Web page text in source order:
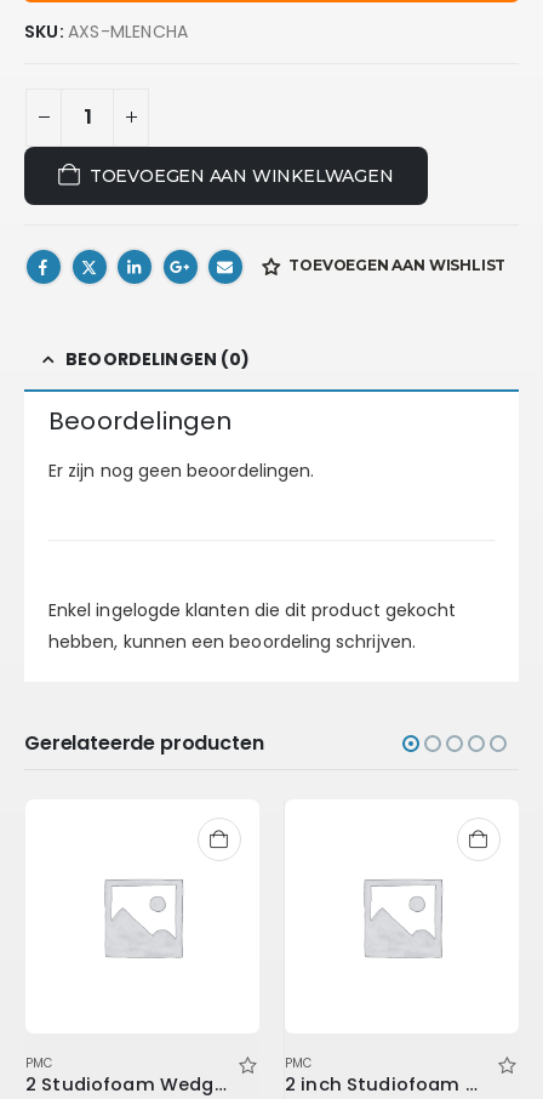
SKU: AXS-MLENCHA
TOEVOEGEN AAN WINKELWAGEN
TOEVOEGEN AAN WISHLIST
BEOORDELINGEN (0)
Beoordelingen
Er zijn nog geen beoordelingen.
Enkel ingelogde klanten die dit product gekocht
hebben, kunnen een beoordeling schrijven.
Gerelateerde producten
PMC
2 Studiofoam Wedge, 2/”x2’x4′ panel, Purple
PMC
2 inch Studiofoam Wave 60x60x5cm, Purple